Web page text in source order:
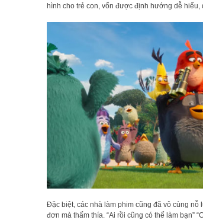
hình cho trẻ con, vốn được định hướng dễ hiểu,
Đặc biệt, các nhà làm phim cũng đã vô cùng
đơn mà thấm thía. “Ai rồi cũng có thể làm bạn”